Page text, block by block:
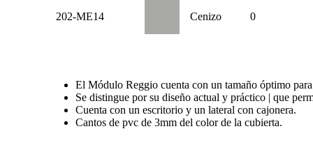
202-ME14 Cenizo 0
El Módulo Reggio cuenta con un tamaño óptimo
Se distingue por su diseño actual y práctico | que
Cuenta con un escritorio y un lateral con cajonera.
Cantos de pvc de 3mm del color de la cubierta.